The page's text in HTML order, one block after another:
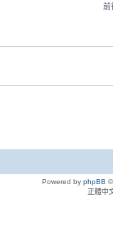
前
Powered by phpBB
正體中